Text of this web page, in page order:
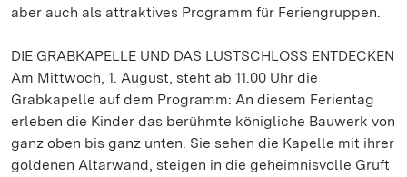
aber auch als attraktives Programm für Feriengruppen.
DIE GRABKAPELLE UND DAS LUSTSCHLOSS ENTDECKEN
Am Mittwoch, 1. August, steht ab 11.00 Uhr die
Grabkapelle auf dem Programm: An diesem Ferientag
erleben die Kinder das berühmte königliche Bauwerk von
ganz oben bis ganz unten. Sie sehen die Kapelle mit ihrer
goldenen Altarwand, steigen in die geheimnisvolle Gruft